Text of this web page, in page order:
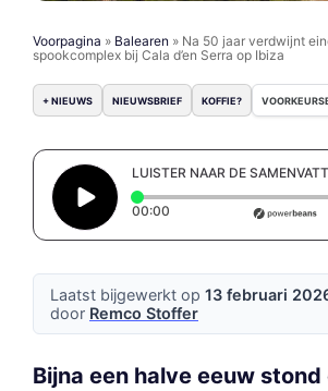
Voorpagina » Balearen » Na 50 jaar verdwijnt
spookcomplex bij Cala d’en Serra op Ibiza
+ NIEUWS NIEUWSBRIEF KOFFIE?
LUISTER NAAR DE
00:00 Elapsed time: 0 seconds
Laatst bijgewerkt op 13 februari
door Remco Stoffer
Bijna een halve eeuw stond